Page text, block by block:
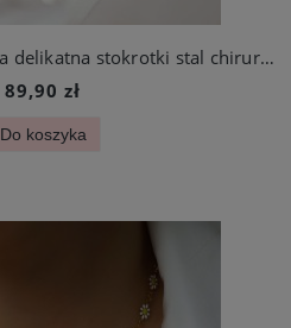
Bransoletka dziewczęca delikatna stokrotki stal chirurgiczna
89,90 zł
Do koszyka